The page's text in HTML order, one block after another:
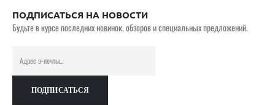
ПОДПИСАТЬСЯ НА НОВОСТИ
Будьте в курсе последних новинок, обзоров и специальных предложений.